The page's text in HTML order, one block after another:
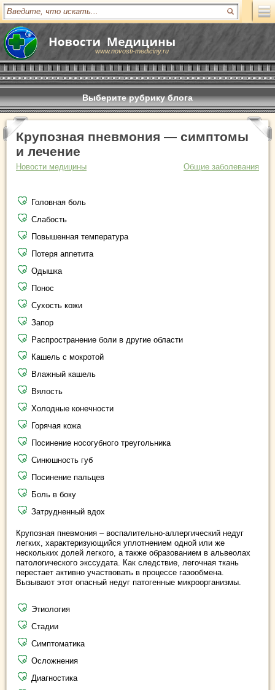
www.novosti-mediciny.ru
Выберите рубрику блога
Крупозная пневмония — симптомы
и лечение
Новости медицины Общие заболевания
Головная боль
Слабость
Повышенная температура
Потеря аппетита
Одышка
Понос
Сухость кожи
Запор
Распространение боли в другие области
Кашель с мокротой
Влажный кашель
Вялость
Холодные конечности
Горячая кожа
Посинение носогубного треугольника
Синюшность губ
Посинение пальцев
Боль в боку
Затрудненный вдох
Крупозная пневмония – воспалительно-аллергический недуг
легких, характеризующийся уплотнением одной или же
нескольких долей легкого, а также образованием в альвеолах
патологического экссудата. Как следствие, легочная ткань
перестает активно участвовать в процессе газообмена.
Вызывают этот опасный недуг патогенные микроорганизмы.
Этиология
Стадии
Симптоматика
Осложнения
Диагностика